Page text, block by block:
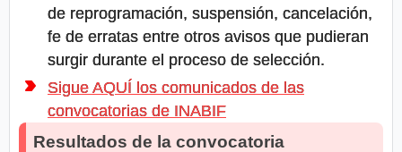
de reprogramación, suspensión, cancelación,
fe de erratas entre otros avisos que pudieran
surgir durante el proceso de selección.
Sigue AQUÍ los comunicados de las
convocatorias de INABIF
Resultados de la convocatoria